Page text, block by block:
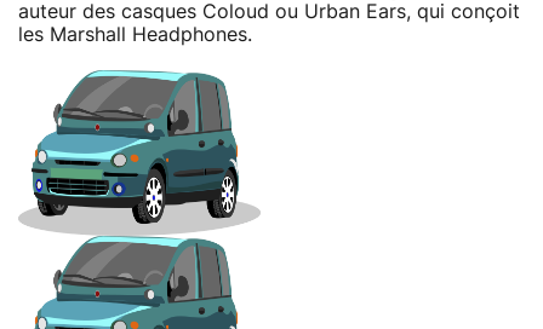
auteur des casques Coloud ou Urban Ears, qui conçoit
les Marshall Headphones.